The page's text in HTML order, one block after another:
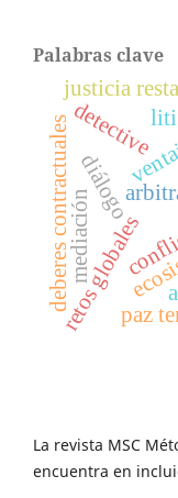
Palabras clave
paz
diálogo
justicia
retos globales
detective
deberes contractualesmediación
La revista MSC
encuentra en